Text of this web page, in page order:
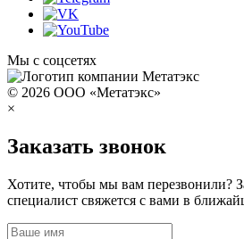
Мы с соцсетях
© 2026 ООО «Метатэкс»
×
Заказать звонок
Хотите, чтобы мы вам перезвонили?
специалист свяжется с вами в